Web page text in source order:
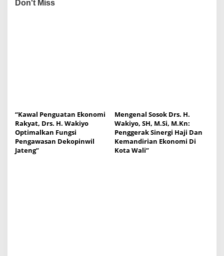
n
Don't Miss
“Kawal Penguatan Ekonomi
Rakyat, Drs. H. Wakiyo
Optimalkan Fungsi
Pengawasan Dekopinwil
Jateng”
Mengenal Sosok Drs. H.
Wakiyo, SH, M.Si, M.Kn:
Penggerak Sinergi Haji Dan
Kemandirian Ekonomi Di
Kota Wali”